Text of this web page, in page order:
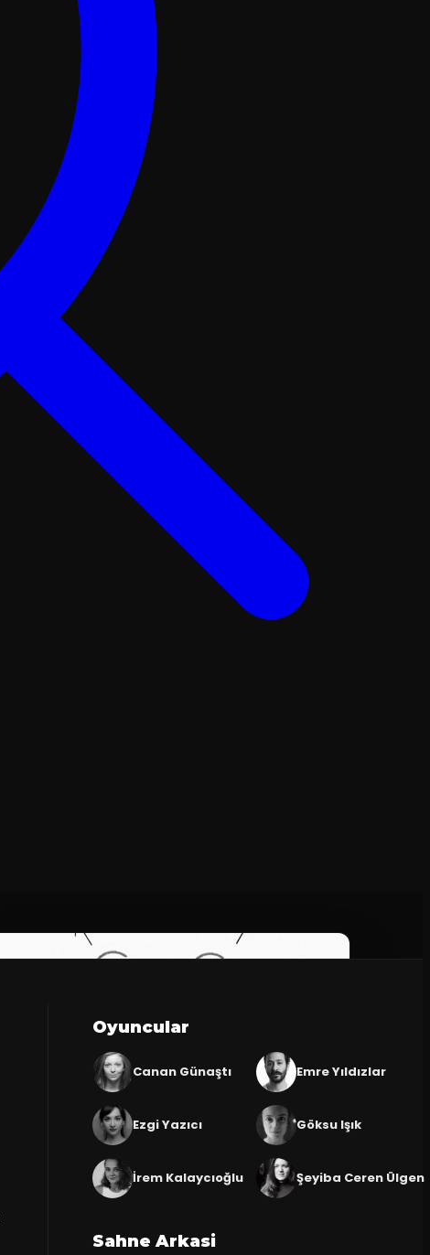
Oyuncular
Canan Günaştı Emre Yıldızlar
Ezgi Yazıcı Göksu Işık
İrem Kalaycıoğlu Şeyiba Ceren Ülgen
Sahne Arkasi